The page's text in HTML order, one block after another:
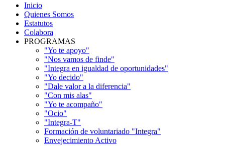
Inicio
Quienes Somos
Estatutos
Colabora
PROGRAMAS
"Yo te apoyo"
"Nos vamos de finde"
"Integra en igualdad de oportunidades"
"Yo decido"
"Dale valor a la diferencia"
"Con mis alas"
"Yo te acompaño"
"Ocio"
"Integra-T"
Formación de voluntariado "Integra"
Envejecimiento Activo